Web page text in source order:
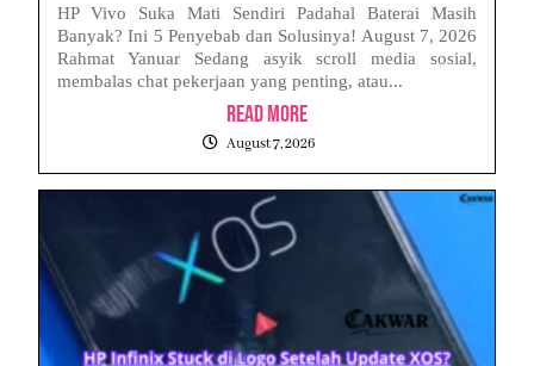
HP Vivo Suka Mati Sendiri Padahal Baterai Masih
Banyak? Ini 5 Penyebab dan Solusinya! August 7, 2026
Rahmat Yanuar Sedang asyik scroll media sosial,
membalas chat pekerjaan yang penting, atau...
Read More
August 7, 2026